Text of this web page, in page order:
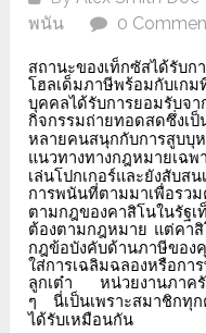
พนัน
0
สถานะของเท็กซัสได้รับก
โฮลเด็มภาษีพร้อมกับเกม
บุคคลได้รับการยอมรับจ
กิจกรรมถ่ายทอดสดซึ่งเ
หลายคนสนุกกับการสูบบุห
แนวทางทางกฎหมายเฉพ
เล่นโปกเกอร์และยังสับส
การพนันที่ตามมาเพื่อรว
ตามกฎของคาสิโนในรัฐเ
ต้องตามกฎหมาย แต่คาสิ
กฎข้อบังคับด้านภาษีของ
ใส่การเฉลิมฉลองหรือกา
ลูกเต๋า
หน่วยงานภาครั
ๆ
นี่เป็นเพราะสมาชิกทุ
ได้รับเหมือนกัน